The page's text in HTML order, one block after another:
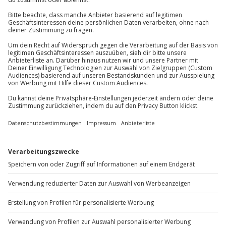
Jochen SchweizerGmbH
Mühldorfstraße 8
81671 München
Du erreichst uns telefonisch zu folgenden Zeiten,
außer an bundesweiten Feiertagen:
Mo-Fr: 8-20 Uhr | Sa: 10-16 Uhr
Du möchtest als Firma bestellen?
+49 89 / 60 60 89 700
Mo-Fr: 9-17 Uhr
b2b@jochen-schweizer.de
www.b2b.jochen-schweizer.de/